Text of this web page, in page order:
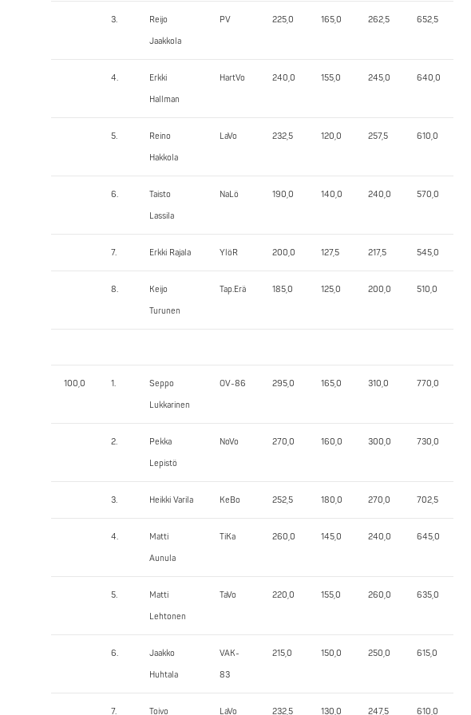
3. Reijo
Jaakkola
PV 225,0 165,0 262,5 652,5
4. Erkki
Hallman
HartVo 240,0 155,0 245,0 640,0
5. Reino
Hakkola
LaVo 232,5 120,0 257,5 610,0
6. Taisto
Lassila
NaLö 190,0 140,0 240,0 570,0
7. Erkki Rajala YlöR 200,0 127,5 217,5 545,0
8. Keijo
Turunen
Tap.Erä 185,0 125,0 200,0 510,0
100,0 1. Seppo
Lukkarinen
OV-86 295,0 165,0 310,0 770,0
2. Pekka
Lepistö
NoVo 270,0 160,0 300,0 730,0
3. Heikki Varila KeBo 252,5 180,0 270,0 702,5
4. Matti
Aunula
TiKa 260,0 145,0 240,0 645,0
5. Matti
Lehtonen
TaVo 220,0 155,0 260,0 635,0
6. Jaakko
Huhtala
VAK-
83
215,0 150,0 250,0 615,0
7. Toivo LaVo 232,5 130,0 247,5 610,0